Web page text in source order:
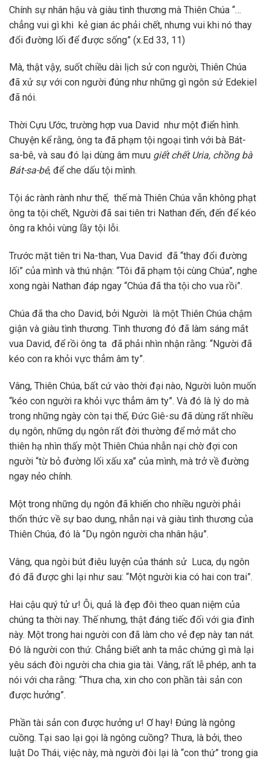
Chính sự nhân hậu và giàu tình thương mà Thiên Chúa “…
chẳng vui gì khi kẻ gian ác phải chết, nhưng vui khi nó thay
đổi đường lối để được sống” (x.Ed 33, 11)
Mà, thật vậy, suốt chiều dài lịch sử con người, Thiên Chúa
đã xử sự với con người đúng như những gì ngôn sứ Edekiel
đã nói.
Thời Cựu Ước, trường hợp vua David như một điển hình.
Chuyện kể rằng, ông ta đã phạm tội ngoại tình với bà Bát-
sa-bê, và sau đó lại dùng âm mưu giết chết Uria, chồng bà
Bát-sa-bê, để che dấu tội mình.
Tội ác rành rành như thế, thế mà Thiên Chúa vẫn không phạt
ông ta tội chết, Người đã sai tiên tri Nathan đến, đến để kéo
ông ra khỏi vùng lầy tội lỗi.
Trước mặt tiên tri Na-than, Vua David đã “thay đổi đường
lối” của mình và thú nhận: “Tôi đã phạm tội cùng Chúa”, nghe
xong ngài Nathan đáp ngay “Chúa đã tha tội cho vua rồi”.
Chúa đã tha cho David, bởi Người là một Thiên Chúa chậm
giận và giàu tình thương. Tình thương đó đã làm sáng mắt
vua David, để rồi ông ta đã phải nhìn nhận rằng: “Người đã
kéo con ra khỏi vực thẳm âm ty”.
Vâng, Thiên Chúa, bất cứ vào thời đại nào, Người luôn muốn
“kéo con người ra khỏi vực thẳm âm ty”. Và đó là lý do mà
trong những ngày còn tại thế, Đức Giê-su đã dùng rất nhiều
dụ ngôn, những dụ ngôn rất đời thường để mở mắt cho
thiên hạ nhìn thấy một Thiên Chúa nhẫn nại chờ đợi con
người “từ bỏ đường lối xấu xa” của mình, mà trở về đường
ngay nẻo chính.
Một trong những dụ ngôn đã khiến cho nhiều người phải
thổn thức về sự bao dung, nhẫn nại và giàu tình thương của
Thiên Chúa, đó là “Dụ ngôn người cha nhân hậu”.
Vâng, qua ngòi bút điêu luyện của thánh sử Luca, dụ ngôn
đó đã được ghi lại như sau: “Một người kia có hai con trai”.
Hai cậu quý tử ư! Ôi, quả là đẹp đôi theo quan niệm của
chúng ta thời nay. Thế nhưng, thật đáng tiếc đối với gia đình
này. Một trong hai người con đã làm cho vẻ đẹp này tan nát.
Đó là người con thứ. Chẳng biết anh ta mắc chứng gì mà lại
yêu sách đòi người cha chia gia tài. Vâng, rất lễ phép, anh ta
nói với cha rằng: “Thưa cha, xin cho con phần tài sản con
được hưởng”.
Phần tài sản con được hưởng ư! Ơ hay! Đúng là ngông
cuồng. Tại sao lại gọi là ngông cuồng? Thưa, là bởi, theo
luật Do Thái, việc này, mà người đòi lại là “con thứ” trong gia